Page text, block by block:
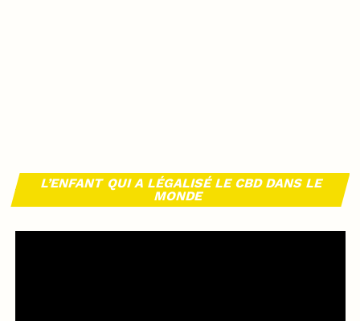
L’ENFANT QUI A LÉGALISÉ LE CBD DANS LE
MONDE